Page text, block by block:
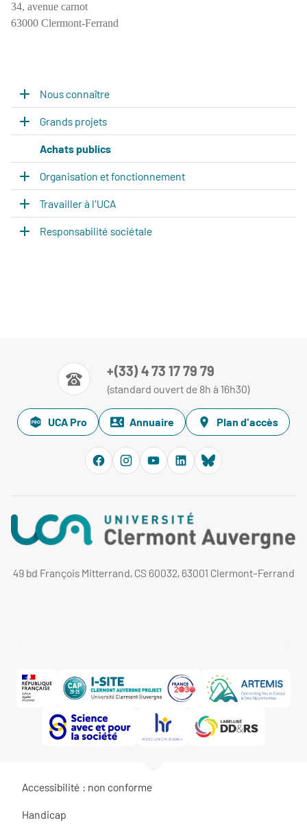
34, avenue carnot
63000 Clermont-Ferrand
Nous connaître
Grands projets
Achats publics
Organisation et fonctionnement
Travailler à l'UCA
Responsabilité sociétale
+(33) 4 73 17 79 79
(standard ouvert de 8h à 16h30)
UCA Pro Annuaire Plan d'accès
49 bd François Mitterrand, CS 60032, 63001 Clermont-Ferrand
Accessibilité : non conforme
Handicap